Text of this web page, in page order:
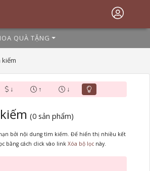
QUÀ TẶNG
kiếm
↓ ↑ ↓
(0 sản phẩm)
bởi nội dung tìm kiếm. Để hiển thị nhiều kết
bằng cách click vào link
này.